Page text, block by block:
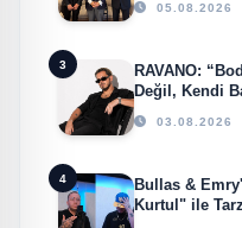
05.08.2026
3
RAVANO:
Değil, Kendi
03.08.2026
4
Bullas &
Kurtul" ile